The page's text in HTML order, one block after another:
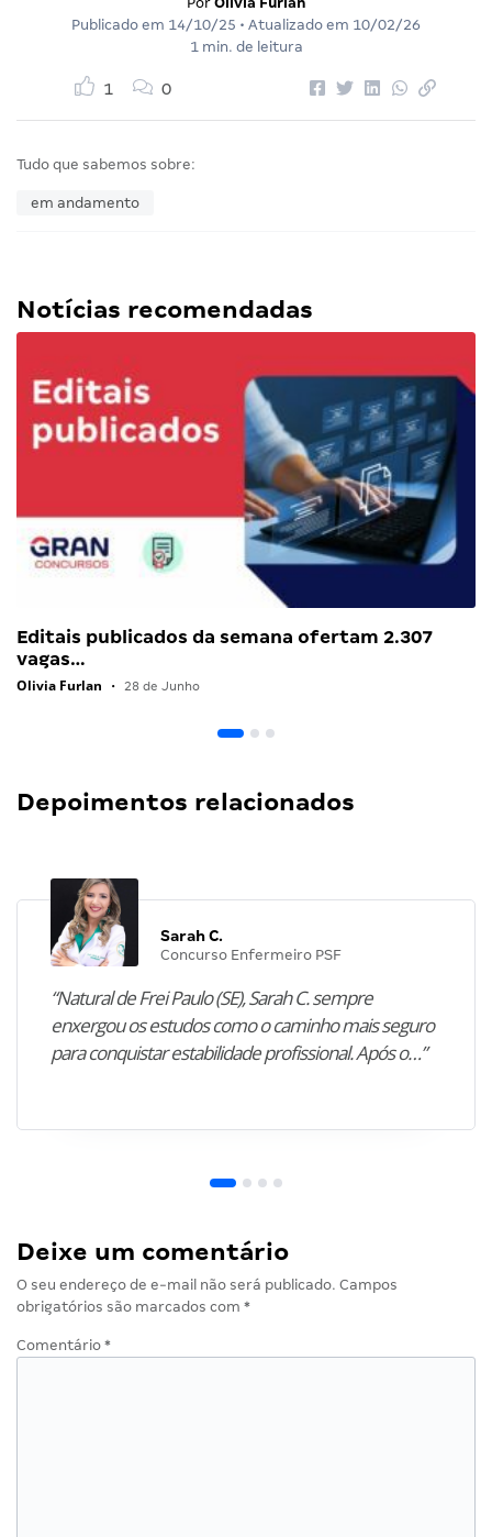
Publicado em 14/10/25 • Atualizado em 10/02/26
1 min. de leitura
1 0
Tudo que sabemos sobre:
em andamento
Notícias recomendadas
Editais publicados da semana ofertam 2.307
vagas…
Olivia Furlan • 28 de Junho
Depoimentos relacionados
Sarah C.
Concurso Enfermeiro PSF
“Natural de Frei Paulo (SE), Sarah C. sempre
enxergou os estudos como o caminho mais seguro
para conquistar estabilidade profissional. Após o…”
Deixe um comentário
O seu endereço de e-mail não será publicado. Campos
obrigatórios são marcados com *
Comentário *